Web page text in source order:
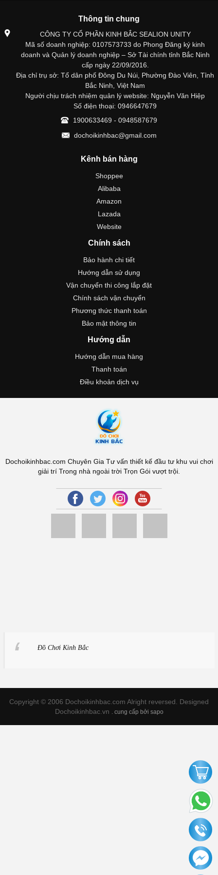
Thông tin chung
CÔNG TY CỔ PHẦN KINH BẮC SEALION UNITY
Mã số doanh nghiệp: 0107573733 do Phong Đăng ký kinh
doanh và Quản lý doanh nghiệp – Sở Tài chính tỉnh Bắc Ninh
cấp ngày 22/09/2016.
Địa chỉ trụ sở: Tổ dân phố Đông Du Núi, Phường Đào Viên, Tỉnh
Bắc Ninh, Việt Nam
Người chịu trách nhiệm quản lý website: Nguyễn Văn Hiệp
Số điện thoại: 0946647679
1900633469 - 0948587679
dochoikinhbac@gmail.com
Kênh bán hàng
Shoppee
Alibaba
Amazon
Lazada
Website
Chính sách
Bảo hành chi tiết
Hướng dẫn sử dụng
Vận chuyển thi công lắp đặt
Chính sách vận chuyển
Phương thức thanh toán
Bảo mật thông tin
Hướng dẫn
Hướng dẫn mua hàng
Thanh toán
Điều khoản dịch vụ
Dochoikinhbac.com Chuyên Gia Tư vấn thiết kế đầu tư khu vui chơi
giải trí Trong nhà ngoài trời Trọn Gói vượt trội.
Đồ Chơi Kinh Bắc
Copyright © 2006 Dochoikinhbac.com Alright reversed. Designed
Dochoikinhbac.vn . cung cấp bởi sapo